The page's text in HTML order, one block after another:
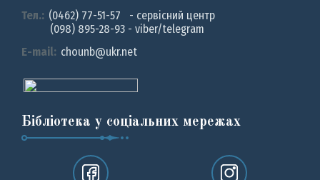
Тел.: (0462) 77-51-57 - сервісний центр
(098) 895-28-93 - viber/telegram
E-mail: chounb@ukr.net
Бібліотека у соціальних мережах